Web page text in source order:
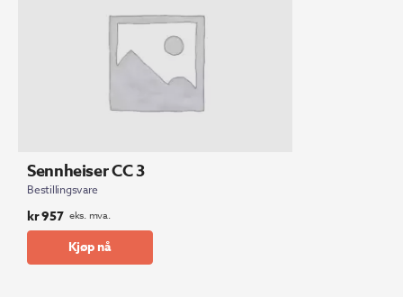
Sennheiser CC 3
Bestillingsvare
kr957 eks. mva.
Kjøp nå